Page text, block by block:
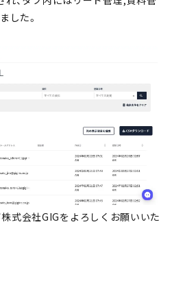
した。
式会社GIGをよろしくお願いいた